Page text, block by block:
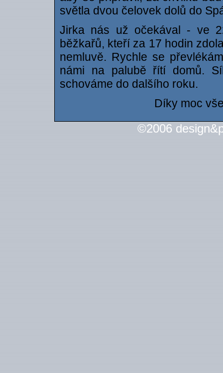
světla dvou čelovek dolů do
Jirka nás už očekával - ve
běžkařů, kteří za 17 hodin
nemluvě. Rychle se
námi na palubě řítí domů.
schováme do dalšího roku.
Díky moc
©2006